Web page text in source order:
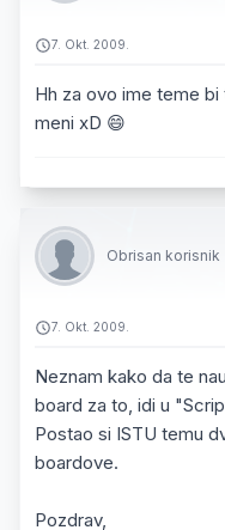
7. Okt. 2009.
Hh za ovo ime teme bi
meni xD 😄
Obrisan korisnik
7. Okt. 2009.
Neznam kako da te
board za to, idi u
Postao si ISTU temu
boardove.
Pozdrav,